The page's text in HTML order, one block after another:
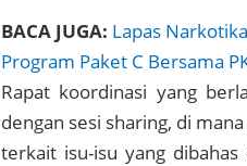
BACA JUGA: Lapas
Program Paket C Bersama
Rapat koordinasi yang
dengan sesi sharing, di
terkait isu-isu yang